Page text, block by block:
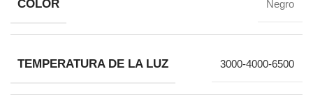
COLOR Negro
TEMPERATURA DE LA LUZ 3000-4000-6500